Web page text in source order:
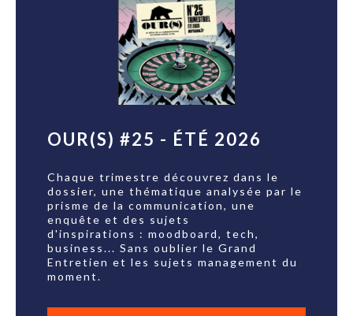
OUR(S) #25 - ÉTÉ 2026
Chaque trimestre découvrez dans le
dossier, une thématique analysée par le
prisme de la communication, une
enquête et des sujets
d'inspirations : moodboard, tech,
business... Sans oublier le Grand
Entretien et les sujets management du
moment.